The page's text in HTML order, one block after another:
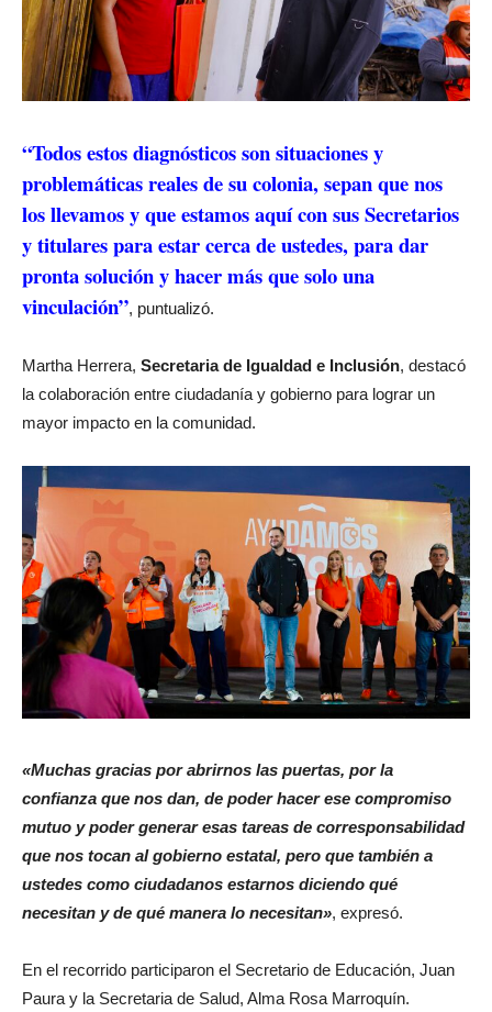
“Todos estos diagnósticos son situaciones y
problemáticas reales de su colonia, sepan que nos
los llevamos y que estamos aquí con sus Secretarios
y titulares para estar cerca de ustedes, para dar
pronta solución y hacer más que solo una
vinculación”, puntualizó.
Martha Herrera, Secretaria de Igualdad e Inclusión, destacó
la colaboración entre ciudadanía y gobierno para lograr un
mayor impacto en la comunidad.
«Muchas gracias por abrirnos las puertas, por la
confianza que nos dan, de poder hacer ese compromiso
mutuo y poder generar esas tareas de corresponsabilidad
que nos tocan al gobierno estatal, pero que también a
ustedes como ciudadanos estarnos diciendo qué
necesitan y de qué manera lo necesitan», expresó.
En el recorrido participaron el Secretario de Educación, Juan
Paura y la Secretaria de Salud, Alma Rosa Marroquín.